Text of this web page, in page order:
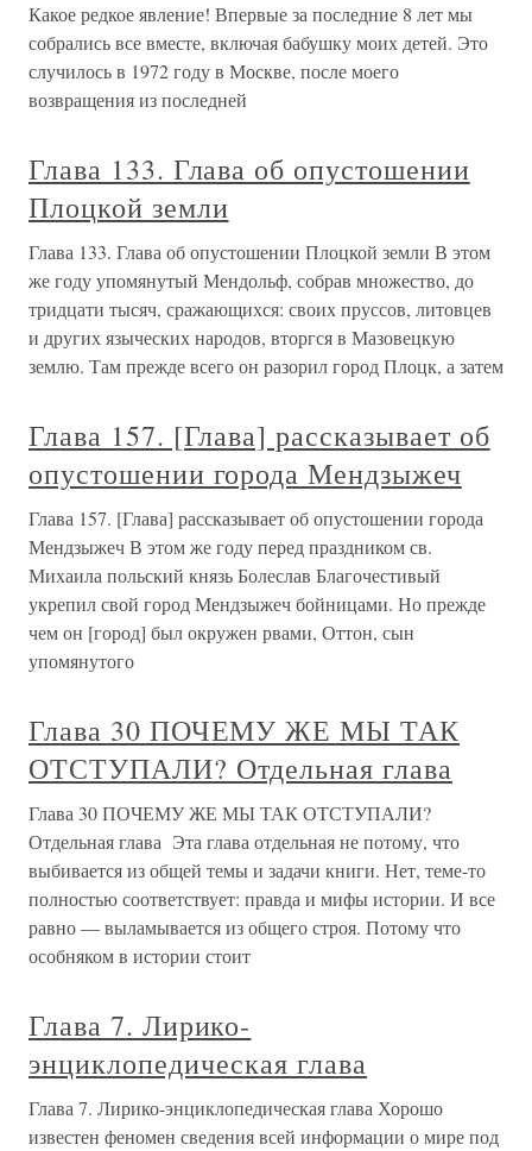
Какое редкое явление! Впервые за последние 8 лет мы
собрались все вместе, включая бабушку моих детей. Это
случилось в 1972 году в Москве, после моего
возвращения из последней
Глава 133. Глава об опустошении
Плоцкой земли
Глава 133. Глава об опустошении Плоцкой земли В этом
же году упомянутый Мендольф, собрав мно­жество, до
тридцати тысяч, сражающихся: своих пруссов, литовцев
и других языческих народов, вторгся в Мазовецкую
землю. Там прежде всего он разорил город Плоцк, а затем
Глава 157. [Глава] рассказывает об
опустошении города Мендзыжеч
Глава 157. [Глава] рассказывает об опустошении города
Мендзыжеч В этом же году перед праздником св.
Михаила поль­ский князь Болеслав Благочестивый
укрепил свой го­род Мендзыжеч бойницами. Но прежде
чем он [город] был окружен рвами, Оттон, сын
упомянутого
Глава 30 ПОЧЕМУ ЖЕ МЫ ТАК
ОТСТУПАЛИ? Отдельная глава
Глава 30 ПОЧЕМУ ЖЕ МЫ ТАК ОТСТУПАЛИ?
Отдельная глава Эта глава отдельная не потому, что
выбивается из общей темы и задачи книги. Нет, теме-то
полностью соответствует: правда и мифы истории. И все
равно — выламывается из общего строя. Потому что
особняком в истории стоит
Глава 7. Лирико-
энциклопедическая глава
Глава 7. Лирико-энциклопедическая глава Хорошо
известен феномен сведения всей информации о мире под